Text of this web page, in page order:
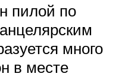
пилой по
много
в месте